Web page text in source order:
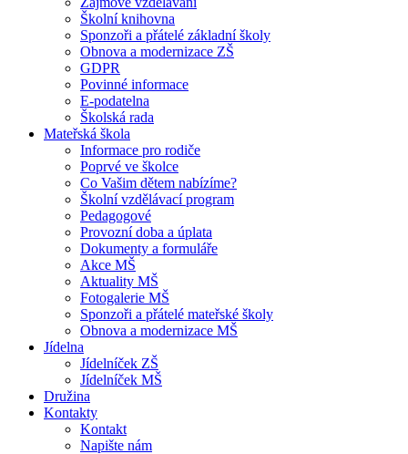
Školní knihovna
Sponzoři a přátelé základní školy
Obnova a modernizace ZŠ
GDPR
Povinné informace
E-podatelna
Školská rada
Mateřská škola
Informace pro rodiče
Poprvé ve školce
Co Vašim dětem nabízíme?
Školní vzdělávací program
Pedagogové
Provozní doba a úplata
Dokumenty a formuláře
Akce MŠ
Aktuality MŠ
Fotogalerie MŠ
Sponzoři a přátelé mateřské školy
Obnova a modernizace MŠ
Jídelna
Jídelníček ZŠ
Jídelníček MŠ
Družina
Kontakty
Kontakt
Napište nám